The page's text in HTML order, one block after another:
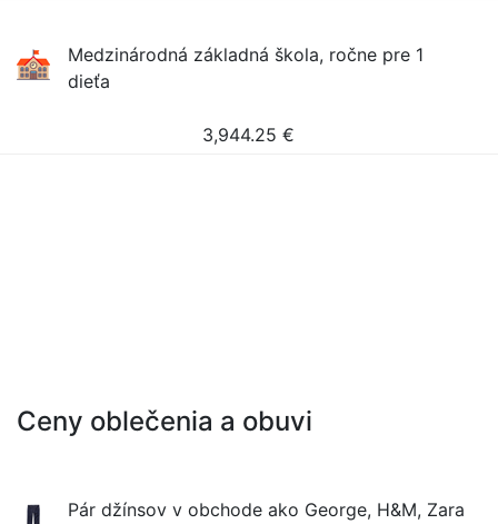
Medzinárodná základná škola, ročne pre 1
dieťa
3,944.25 €
Ceny oblečenia a obuvi
Pár džínsov v obchode ako George, H&M, Zara